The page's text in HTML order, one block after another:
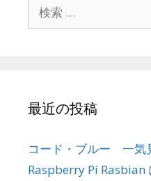
最近の投稿
コード・ブルー 一気
Raspberry Pi Rasbian